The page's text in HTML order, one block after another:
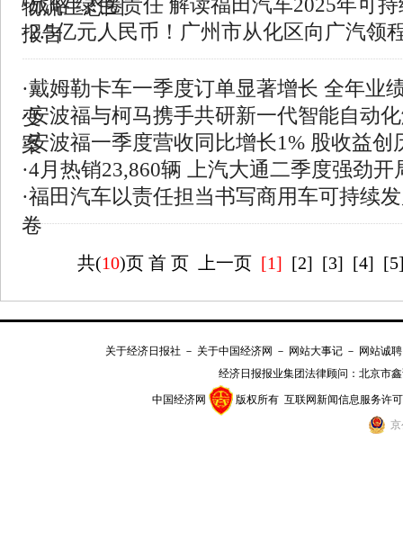
物流生态圈
报告
·2.5亿元人民币！广州市从化区向广汽领
·戴姆勒卡车一季度订单显著增长 全年业
变
·安波福与柯马携手共研新一代智能自动
案
·安波福一季度营收同比增长1% 股收益创
·4月热销23,860辆 上汽大通二季度强劲开
·福田汽车以责任担当书写商用车可持续
卷
共(10)页 首 页 上一页 [1] [2] [3] [4] [5
关于经济日报社 － 关于中国经济网 － 网站大事记 － 网站诚聘
经济日报报业集团法律顾问： 北京市
中国经济网 版权所有 互联网新闻信息服务许可
京